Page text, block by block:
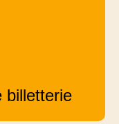
billetterie